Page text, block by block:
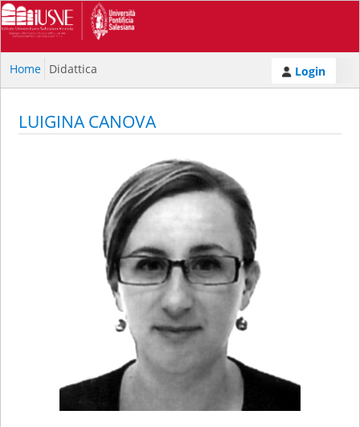
Home Didattica Login
LUIGINA CANOVA